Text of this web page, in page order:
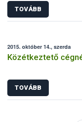
TOVÁBB
2015. október 14., szerda
Közétkeztető
TOVÁBB